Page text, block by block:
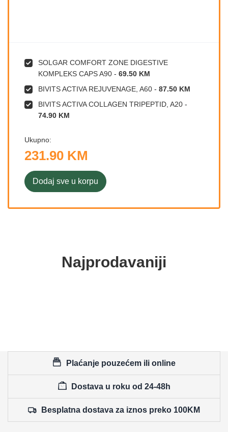
SOLGAR COMFORT ZONE DIGESTIVE
KOMPLEKS CAPS A90 - 69.50 KM
BIVITS ACTIVA REJUVENAGE, A60 - 87.50 KM
BIVITS ACTIVA COLLAGEN TRIPEPTID, A20 -
74.90 KM
Ukupno:
231.90 KM
Dodaj sve u korpu
Najprodavaniji
Plaćanje pouzećem ili online
Dostava u roku od 24-48h
Besplatna dostava za iznos preko 100KM